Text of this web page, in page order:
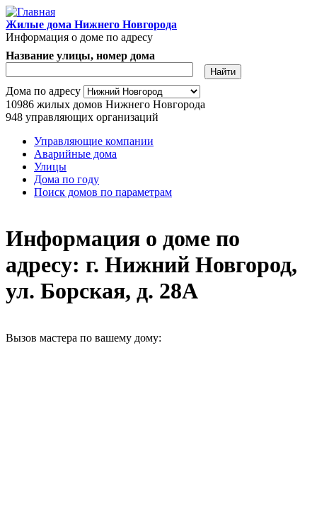
Перейти к основному содержанию
Жилые дома Нижнего Новгорода
Информация о доме по адресу
Адрес дома
Название улицы, номер дома
Дома по адресу
10986 жилых домов Нижнего Новгорода
948 управляющих организаций
Главное меню
Управляющие компании
Аварийные дома
Улицы
Дома по году
Поиск домов по параметрам
Информация о доме по
адресу: г. Нижний Новгород,
ул. Борская, д. 28А
Вызов мастера по вашему дому: